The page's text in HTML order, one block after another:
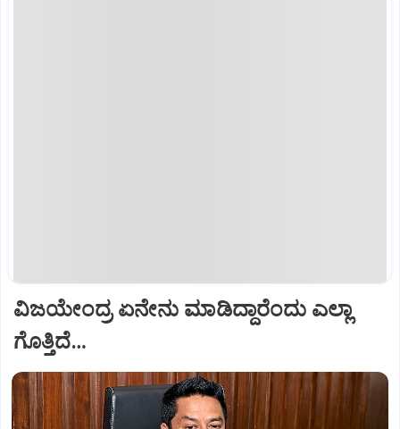
ವಿಜಯೇಂದ್ರ ಏನೇನು ಮಾಡಿದ್ದಾರೆಂದು ಎಲ್ಲಾ
ಗೊತ್ತಿದೆ…